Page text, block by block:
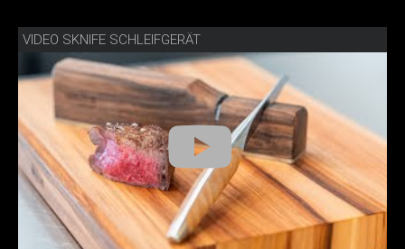
VIDEO SKNIFE SCHLEIFGERÄT